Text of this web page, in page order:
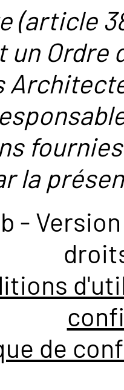
(article
un
la
-
de